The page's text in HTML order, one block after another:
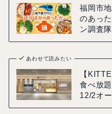
福岡市
のあっ
ン調査
あわせて読みたい
【
食べ放
12/2オー